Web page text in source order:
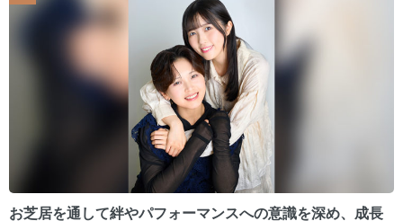
お芝居を通して絆やパフォーマンスへの意識を深め、成長